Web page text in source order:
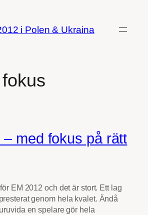
i Polen & Ukraina
fokus
– med fokus på rätt
EM 2012 och det är stort. Ett lag
genom hela kvalet. Ändå
en spelare gör hela